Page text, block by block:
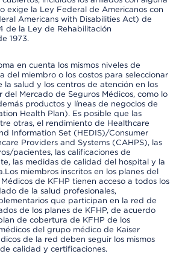
exige la Ley Federal de Americanos con
Americans with Disabilities Act) de
de la Ley de Rehabilitación
1973.
en cuenta los mismos niveles de
del miembro o los costos para seleccionar
la salud y los centros de atención en los
del Mercado de Seguros Médicos, como lo
productos y líneas de negocios de
Health Plan). Es posible que las
otras, el rendimiento de Healthcare
Information Set (HEDIS)/Consumer
Providers and Systems (CAHPS), las
pacientes, las calificaciones de
las medidas de calidad del hospital y la
miembros inscritos en los planes del
de KFHP tienen acceso a todos los
de la salud profesionales,
que participan en la red de
de los planes de KFHP, de acuerdo
de cobertura de KFHP de los
del grupo médico de Kaiser
de la red deben seguir los mismos
calidad y certificaciones.